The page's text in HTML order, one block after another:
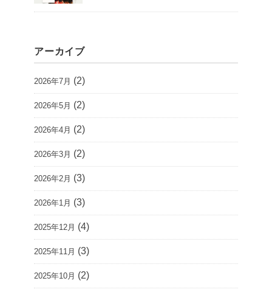
アーカイブ
2026年7月 (2)
2026年5月 (2)
2026年4月 (2)
2026年3月 (2)
2026年2月 (3)
2026年1月 (3)
2025年12月 (4)
2025年11月 (3)
2025年10月 (2)